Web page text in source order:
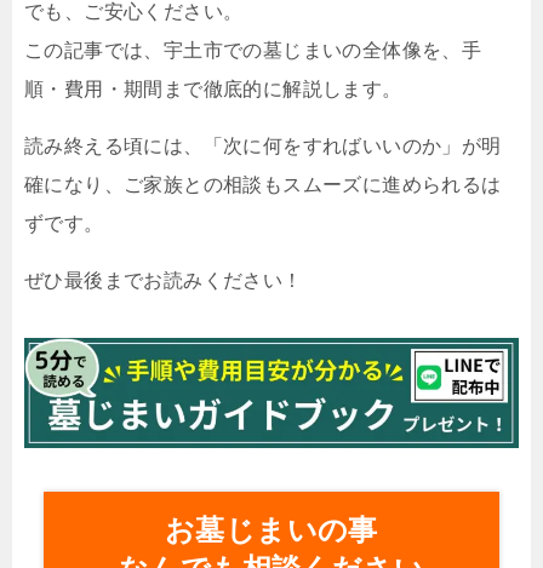
でも、ご安心ください。
この記事では、宇土市での墓じまいの全体像を、手
順・費用・期間まで徹底的に解説します。
読み終える頃には、「次に何をすればいいのか」が明
確になり、ご家族との相談もスムーズに進められるは
ずです。
ぜひ最後までお読みください！
お墓じまいの事